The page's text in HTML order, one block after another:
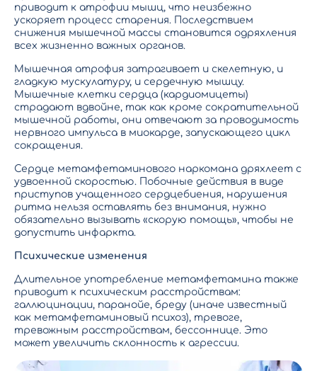
приводит к атрофии мышц, что неизбежно
ускоряет процесс старения. Последствием
снижения мышечной массы становится одряхления
всех жизненно важных органов.
Мышечная атрофия затрагивает и скелетную, и
гладкую мускулатуру, и сердечную мышцу.
Мышечные клетки сердца (кардиомицеты)
страдают вдвойне, так как кроме сократительной
мышечной работы, они отвечают за проводимость
нервного импульса в миокарде, запускающего цикл
сокращения.
Сердце метамфетаминового наркомана дряхлеет с
удвоенной скоростью. Побочные действия в виде
приступов учащенного сердцебиения, нарушения
ритма нельзя оставлять без внимания, нужно
обязательно вызывать «скорую помощь», чтобы не
допустить инфаркта.
Психические изменения
Длительное употребление метамфетамина также
приводит к психическим расстройствам:
галлюцинации, паранойе, бреду (иначе известный
как метамфетаминовый психоз), тревоге,
тревожным расстройствам, бессоннице. Это
может увеличить склонность к агрессии.